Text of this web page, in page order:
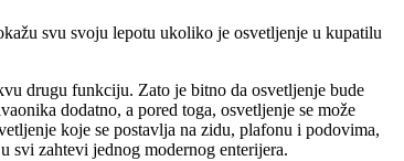
svu svoju lepotu ukoliko je osvetljenje u kupatilu
drugu funkciju. Zato je bitno da osvetljenje bude
dodatno, a pored toga, osvetljenje se može
koje se postavlja na zidu, plafonu i podovima,
svi zahtevi jednog modernog enterijera.